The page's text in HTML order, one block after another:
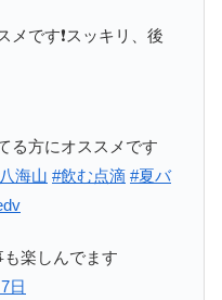
です❗️スッキリ、後
る方にオススメです
海山 #飲む点滴 #夏バ
楽しんでます
日